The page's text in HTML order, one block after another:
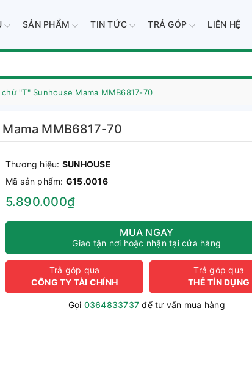
SẢN PHẨM TIN TỨC TRẢ GÓP LIÊN HỆ
"T" Sunhouse Mama MMB6817-70
MMB6817-70
Thương hiệu: SUNHOUSE
Mã sản phẩm: G15.0016
5.890.000₫
MUA NGAY
Giao tận nơi hoặc nhận tại cửa hàng
Trả góp qua
CÔNG TY TÀI CHÍNH
Trả góp qua
THẺ TÍN DỤNG
Gọi 0364833737 để tư vấn mua hàng